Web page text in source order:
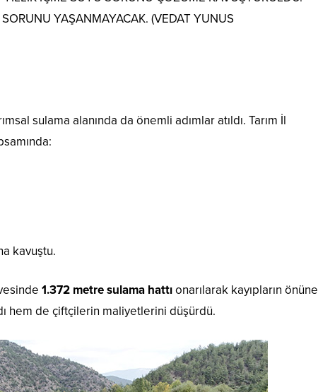
YAŞANMAYACAK. (VEDAT YUNUS
sulama alanında da önemli adımlar atıldı. Tarım İl
kavuştu.
1.372 metre sulama hattıonarılarak kayıpların önüne
hem de çiftçilerin maliyetlerini düşürdü.